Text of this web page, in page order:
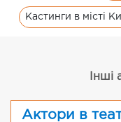
Кастинги в місті
Інші
Актори в